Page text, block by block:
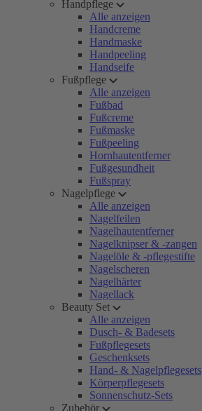
Handpflege
Alle anzeigen
Handcreme
Handmaske
Handpeeling
Handseife
Fußpflege
Alle anzeigen
Fußbad
Fußcreme
Fußmaske
Fußpeeling
Hornhautentferner
Fußgesundheit
Fußspray
Nagelpflege
Alle anzeigen
Nagelfeilen
Nagelhautentferner
Nagelknipser & -zangen
Nagelöle & -pflegestifte
Nagelscheren
Nagelhärter
Nagellack
Beauty Set
Alle anzeigen
Dusch- & Badesets
Fußpflegesets
Geschenksets
Hand- & Nagelpflegesets
Körperpflegesets
Sonnenschutz-Sets
Zubehör